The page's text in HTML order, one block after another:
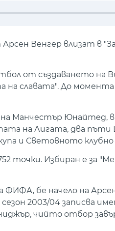
Венгер влизат в
от създаването на
славата". До момента
Манчестър Юнайтед,
на Лигата, два пъти
и Световното
точки. Избиран е за
бе начело на
2003/04 записва
чийто отбор